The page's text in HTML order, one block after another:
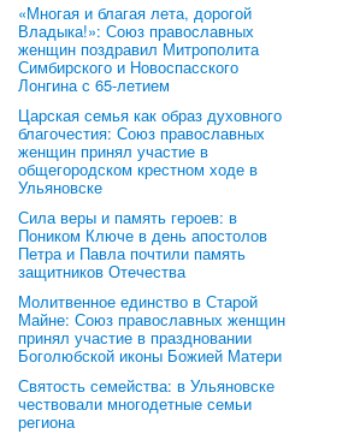
«Многая и благая лета, дорогой
Владыка!»: Союз православных
женщин поздравил Митрополита
Симбирского и Новоспасского
Лонгина с 65-летием
Царская семья как образ духовного
благочестия: Союз православных
женщин принял участие в
общегородском крестном ходе в
Ульяновске
Сила веры и память героев: в
Поником Ключе в день апостолов
Петра и Павла почтили память
защитников Отечества
Молитвенное единство в Старой
Майне: Союз православных женщин
принял участие в праздновании
Боголюбской иконы Божией Матери
Святость семейства: в Ульяновске
чествовали многодетные семьи
региона